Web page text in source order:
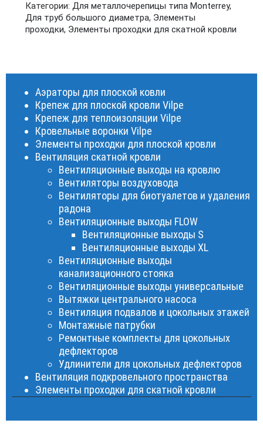
Категории: Для металлочерепицы типа Monterrey,
Для труб большого диаметра, Элементы
проходки, Элементы проходки для скатной кровли
Аэраторы для плоской ковли
Крепеж для плоской кровли Vilpe
Крепеж для теплоизоляции Vilpe
Кровельные воронки Vilpe
Элементы проходки для плоской кровли
Вентиляция скатной кровли
Вентиляционные выходы на кровлю
Вентиляторы воздуховода
Вентиляторы для биотуалетов и удаления
радона
Вентиляционные выходы FLOW
Вентиляционные выходы S
Вентиляционные выходы XL
Вентиляционные выходы
канализационного стояка
Вентиляционные выходы универсальные
Вытяжки центрального насоса
Вентиляция подвалов и цокольных этажей
Монтажные патрубки
Ремонтные комплекты для цокольных
дефлекторов
Удлинители для цокольных дефлекторов
Вентиляция подкровельного пространства
Элементы проходки для скатной кровли